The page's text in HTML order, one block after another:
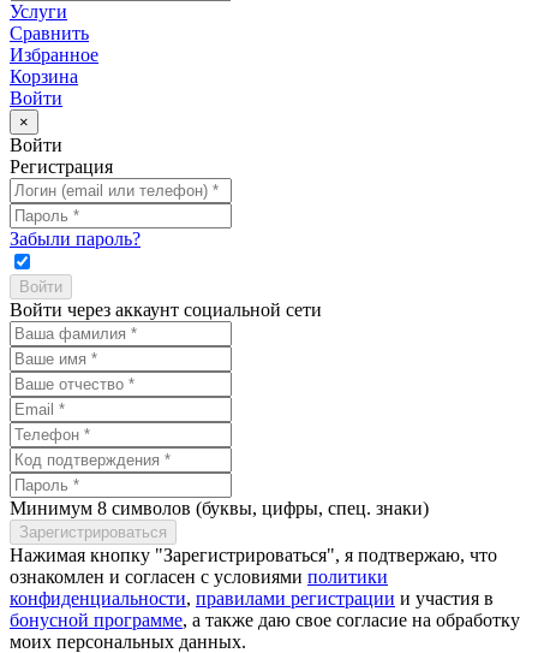
Услуги
Сравнить
Избранное
Корзина
Войти
×
Войти
Регистрация
Забыли пароль?
Войти через аккаунт социальной сети
Минимум 8 символов (буквы, цифры, спец. знаки)
Нажимая кнопку "Зарегистрироваться", я подтвержаю, что
ознакомлен и согласен с условиями политики
конфиденциальности, правилами регистрации и участия в
бонусной программе, а также даю свое согласие на обработку
моих персональных данных.